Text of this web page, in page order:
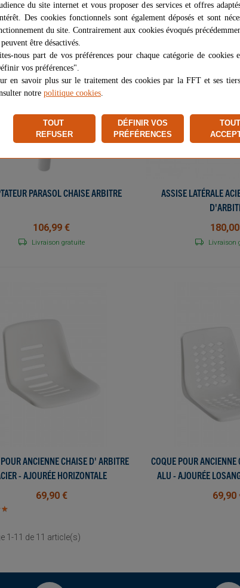
gratuite
AJOUTER AU PANIER
PARASOL CHAISE ARBITRE
106,99 €
Livraison gratuite
Livraison gratuite
AJOUTER
ASSISE LATÉRALE
Livraison
AFFICHER PLUS
ANCIENNE CHAISE D' ARBITRE
- AJOURÉE HORIZONTALE
69,90 €
★
★
COQUE POUR
ALU - AJOURÉE
69,90
1-11 de 11 article(s)
du site internet et vous proposer des services et offres
Des cookies fonctionnels sont également déposés et sont
du site. Contrairement aux cookies évoqués
être désactivés.
nous part de vos préférences pour chaque catégorie de cookies
vos préférences".
en savoir plus sur le traitement des cookies par la FFT et ses
notre politique cookies.
TOUT
REFUSER
DÉFINIR VOS
PRÉFÉRENCES
TOUT